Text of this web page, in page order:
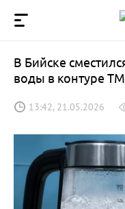
В Бийске
воды в контуре
13:42, 21.05.2026